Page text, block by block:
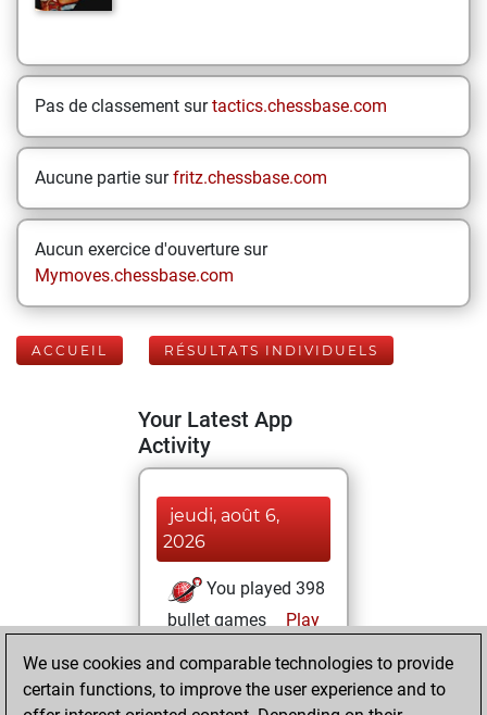
Pas de classement surtactics.chessbase.com
Aucune partie surfritz.chessbase.com
Aucun exercice d'ouverture sur
Mymoves.chessbase.com
ACCUEIL RÉSULTATS INDIVIDUELS
Your Latest App
Activity
jeudi, août 6,
2026
You played 398
bullet games
Play
+202 =15 -181 in
bullet
We use cookies and comparable technologies to provide
certain functions, to improve the user experience and to